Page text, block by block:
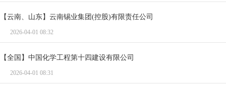
【云南、山东】云南锡业集团(控股)有限责任公司
2026-04-01 08:32
【全国】中国化学工程第十四建设有限公司
2026-04-01 08:31